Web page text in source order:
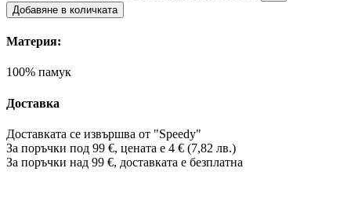
Добавяне в количката
Материя:
100% памук
Доставка
Доставката се извършва от "Speedy"
За поръчки под 99 €, цената е 4 € (7,82 лв.)
За поръчки над 99 €, доставката е безплатна